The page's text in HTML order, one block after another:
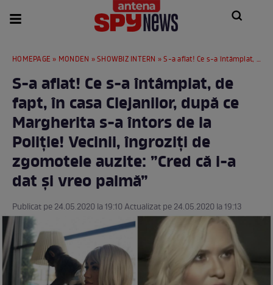
HOMEPAGE » MONDEN »SHOWBIZ INTERN » S-a aflat! Ce s-a întâmplat, de fapt, în casa Clejanilor, după ce Margherita s-a întors de la Poliție! Vecinii, îngroziți de zgomotele auzite: ”Cred că i-a dat și vreo palmă”
S-a aflat! Ce s-a întâmplat, de
fapt, în casa Clejanilor, după ce
Margherita s-a întors de la
Poliție! Vecinii, îngroziți de
zgomotele auzite: ”Cred că i-a
dat și vreo palmă”
Publicat pe 24.05.2020 la 19:10 Actualizat pe 24.05.2020 la 19:13